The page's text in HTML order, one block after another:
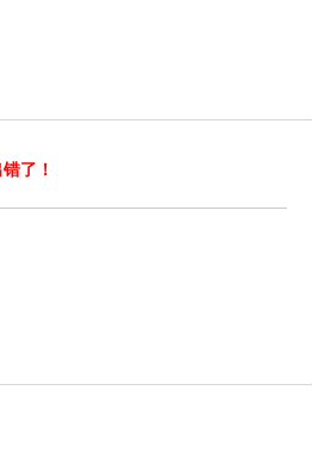
了！